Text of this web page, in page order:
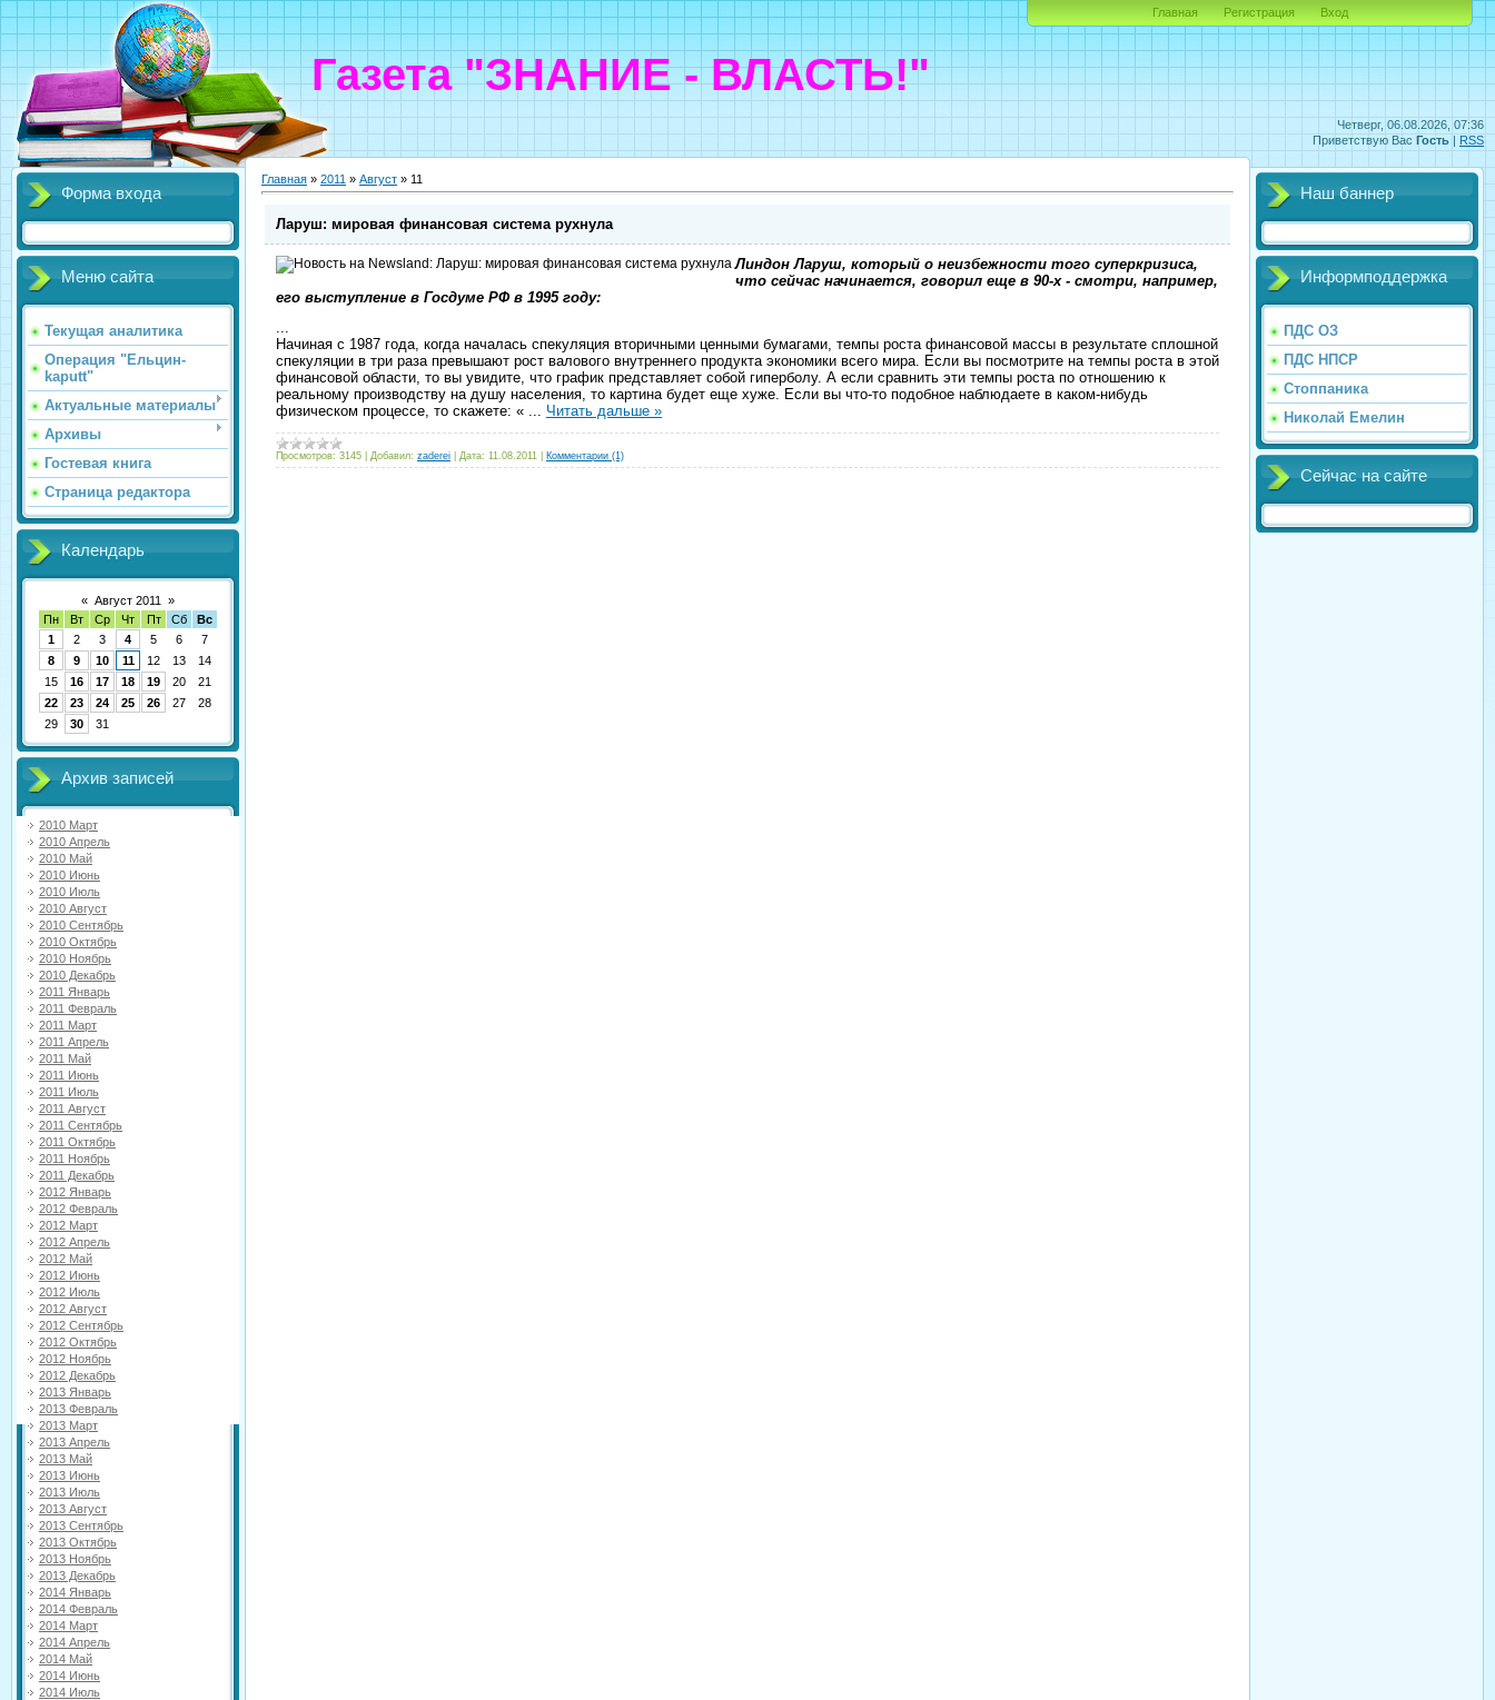
Четверг, 06.08.2026, 07:36
Приветствую Вас Гость | RSS
Газета "ЗНАНИЕ - ВЛАСТЬ!"
Главная Регистрация Вход
Форма входа
Меню сайта
Текущая аналитика
Операция "Ельцин-
kaputt"
Актуальные материалы
Архивы
Гостевая книга
Страница редактора
Календарь
« Август 2011
»
Пн
Вт Ср Чт Пт Сб
Вс
1
2 3 4 5 6
7
8
9 10 11 12 13
14
15
16 17 18 19 20
21
22
23 24 25 26 27
28
29
30 31
Архив записей
2010 Март
2010 Апрель
2010 Май
2010 Июнь
2010 Июль
2010 Август
2010 Сентябрь
2010 Октябрь
2010 Ноябрь
2010 Декабрь
2011 Январь
2011 Февраль
2011 Март
2011 Апрель
2011 Май
2011 Июнь
2011 Июль
2011 Август
2011 Сентябрь
2011 Октябрь
2011 Ноябрь
2011 Декабрь
2012 Январь
2012 Февраль
2012 Март
2012 Апрель
2012 Май
2012 Июнь
2012 Июль
2012 Август
2012 Сентябрь
2012 Октябрь
2012 Ноябрь
2012 Декабрь
2013 Январь
2013 Февраль
2013 Март
2013 Апрель
2013 Май
2013 Июнь
2013 Июль
2013 Август
2013 Сентябрь
2013 Октябрь
2013 Ноябрь
2013 Декабрь
2014 Январь
2014 Февраль
2014 Март
2014 Апрель
2014 Май
2014 Июнь
2014 Июль
Главная » 2011 » Август » 11
Ларуш: мировая финансовая система рухнула
Линдон Ларуш, который о неизбежности того суперкризиса,
что сейчас начинается, говорил еще в 90-х - смотри, например,
его выступление в Госдуме РФ в 1995 году:
Начиная с 1987 года, когда началась спекуляция вторичными ценными бумагами, темпы роста финансовой массы в результате сплошной
спекуляции в три раза превышают рост валового внутреннего продукта экономики всего мира. Если вы посмотрите на темпы роста в этой
финансовой области, то вы увидите, что график представляет собой гиперболу. А если сравнить эти темпы роста по отношению к
реальному производству на душу населения, то картина будет еще хуже. Если вы что-то подобное наблюдаете в каком-нибудь
физическом процессе, то скажете: «
Читать дальше »
Просмотров: 3145 Добавил: zaderei Дата: 11.08.2011 Комментарии (1)
Наш баннер
Информподдержка
ПДС ОЗ
ПДС НПСР
Стоппаника
Николай Емелин
Сейчас на сайте